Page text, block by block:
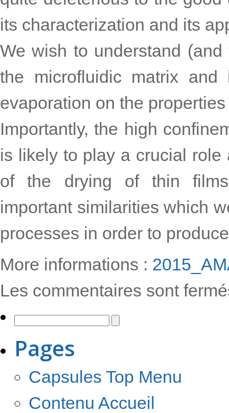
its characterization and its
We wish to understand
the microfluidic matrix
evaporation on the
Importantly, the high
is likely to play a crucial
of the drying of thin
important similarities which
processes in order to
More informations :
Les commentaires sont
Pages
Capsules Top Menu
Contenu Accueil